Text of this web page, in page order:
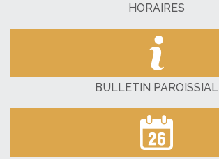
HORAIRES
BULLETIN PAROISSIAL